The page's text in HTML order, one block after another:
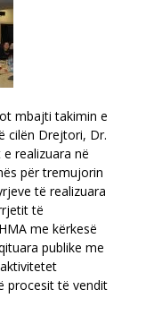
mbajti takimin e
cilën Drejtori, Dr.
realizuara në
për tremujorin
të realizuara
të
me kërkesë
publike me
procesit të vendit